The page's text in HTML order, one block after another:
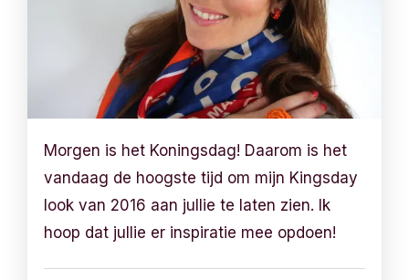
Morgen is het Koningsdag! Daarom is het
vandaag de hoogste tijd om mijn Kingsday
look van 2016 aan jullie te laten zien. Ik
hoop dat jullie er inspiratie mee opdoen!